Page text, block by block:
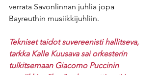
verrata Savonlinnan juhlia jopa
Bayreuthin musiikkijuhliin.
Tekniset taidot suvereenisti hallitseva,
tarkka Kalle Kuusava sai orkesterin
tulkitsemaan Giacomo Puccinin